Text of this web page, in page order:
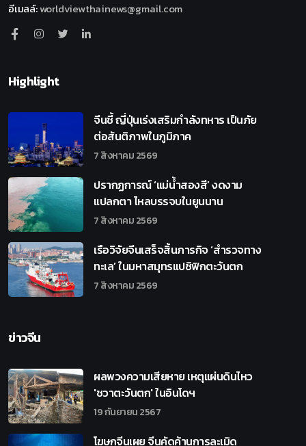
อีเมลล์:worldviewthainews@gmail.com
Highlight
จีนชี้ ญี่ปุ่นเร่งเสริมกำลังทหาร เป็นภัย
ต่อสันติภาพในภูมิภาค
7 สิงหาคม 2569
ปรากฏการณ์ ‘แม่น้ำสองสี’ งดงาม
แปลกตา ไหลบรรจบในยูนนาน
7 สิงหาคม 2569
เรือวิจัยจีนเสร็จสิ้นภารกิจ ‘สำรวจทาง
ทะเล’ ในมหาสมุทรแปซิฟิกตะวันตก
7 สิงหาคม 2569
ข่าวจีน
ผลพวงความเสียหาย เหตุแผ่นดินไหว
'ชวาตะวันตก' ในอินโดฯ
19 กันยายน 2567
โฆษกจีนเผย จีนคัดค้านการละเมิด